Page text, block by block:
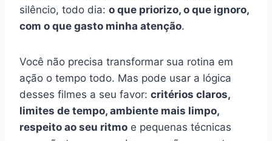
silêncio, todo dia: o que priorizo, o que ignoro,
com o que gasto minha atenção.
Você não precisa transformar sua rotina em
ação o tempo todo. Mas pode usar a lógica
desses filmes a seu favor: critérios claros,
limites de tempo, ambiente mais limpo,
respeito ao seu ritmo e pequenas técnicas